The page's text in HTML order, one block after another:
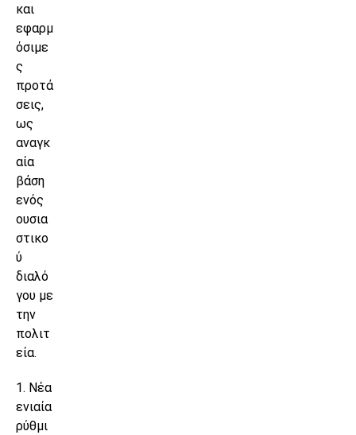
και
εφαρμ
όσιμε
ς
προτά
σεις,
ως
αναγκ
αία
βάση
ενός
ουσια
στικο
ύ
διαλό
γου με
την
πολιτ
εία.
1. Νέα
ενιαία
ρύθμι